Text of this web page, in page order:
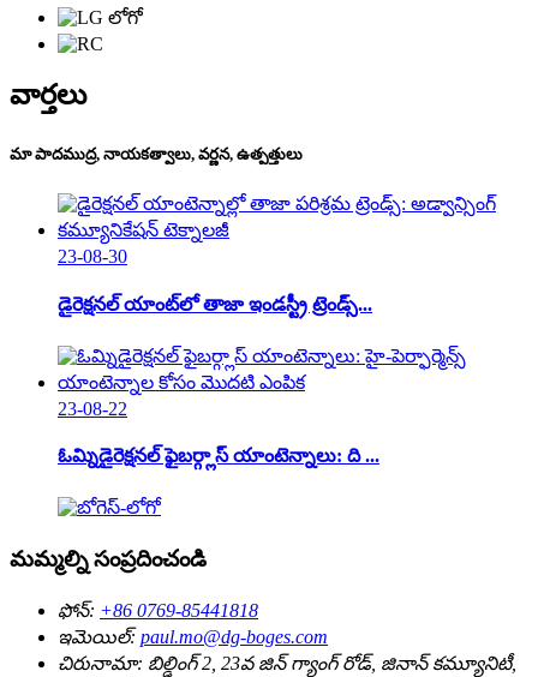
వార్తలు
మా పాదముద్ర, నాయకత్వాలు, వర్ణన, ఉత్పత్తులు
23-08-30
డైరెక్షనల్ యాంట్‌లో తాజా ఇండస్ట్రీ ట్రెండ్స్...
23-08-22
ఓమ్నిడైరెక్షనల్ ఫైబర్గ్లాస్ యాంటెన్నాలు: ది ...
మమ్మల్ని సంప్రదించండి
ఫోన్: +86 0769-85441818
ఇమెయిల్: paul.mo@dg-boges.com
చిరునామా: బిల్డింగ్ 2, 23వ జిన్ గ్యాంగ్ రోడ్, జినాన్ కమ్యూనిటీ,